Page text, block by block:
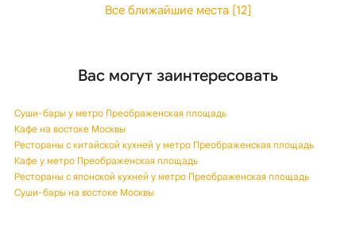
Все ближайшие места [12]
Вас могут заинтересовать
Суши-бары у метро Преображенская площадь
Кафе на востоке Москвы
Рестораны с китайской кухней у метро Преображенская площадь
Кафе у метро Преображенская площадь
Рестораны с японской кухней у метро Преображенская площадь
Суши-бары на востоке Москвы